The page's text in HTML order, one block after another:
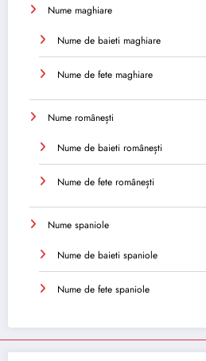
Nume maghiare
Nume de baieti maghiare
Nume de fete maghiare
Nume românești
Nume de baieti românești
Nume de fete românești
Nume spaniole
Nume de baieti spaniole
Nume de fete spaniole